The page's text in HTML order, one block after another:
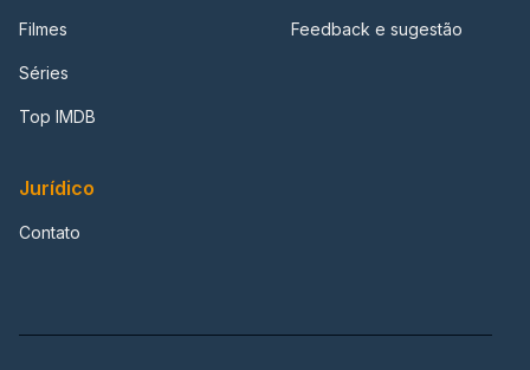
Filmes
Séries
Top IMDB
Feedback e sugestão
Jurídico
Contato